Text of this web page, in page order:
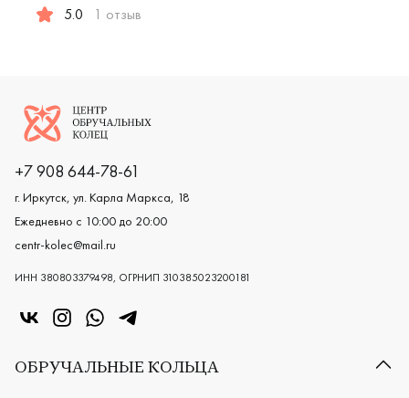
5.0 1 отзыв
Логотип компании
+7 908 644-78-61
г. Иркутск, ул. Карла Маркса, 18
Ежедневно с 10:00 до 20:00
centr-kolec@mail.ru
ИНН 380803379498, ОГРНИП 310385023200181
«Центр колец» в VK
«Центр колец» в Instagram
«Центр колец» в Whatsapp
«Центр колец» в Telegram
ОБРУЧАЛЬНЫЕ КОЛЬЦА